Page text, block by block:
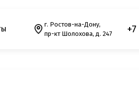
г. Ростов-на-Дону,
пр-кт Шолохова, д. 247